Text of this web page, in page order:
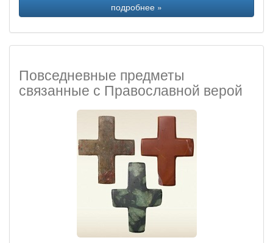
подробнее »
Повседневные предметы
связанные с Православной верой